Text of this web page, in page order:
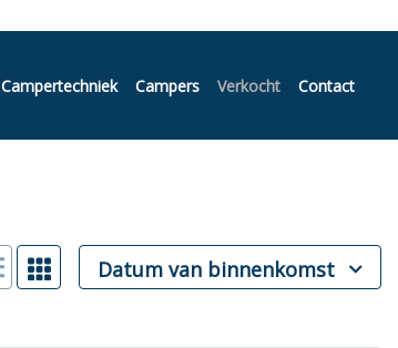
Campertechniek Campers Verkocht Contact
Datum van binnenkomst